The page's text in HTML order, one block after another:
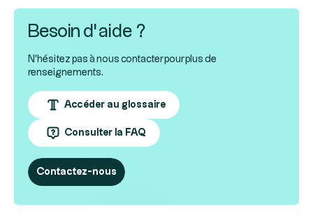
Besoin d’aide ?
N'hésitez pas à nous contacter pour plus de
renseignements.
Accéder au glossaire
Consulter la FAQ
Contactez-nous